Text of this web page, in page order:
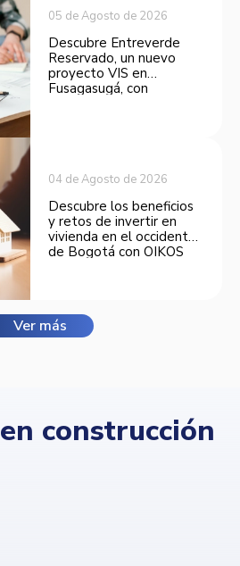
05 de Agosto de 2026
Descubre Entreverde
Reservado, un nuevo
proyecto VIS en
Fusagasugá, con
04 de Agosto de 2026
Descubre los beneficios
y retos de invertir en
vivienda en el occidente
de Bogotá con OIKOS
Ver más
en construcción